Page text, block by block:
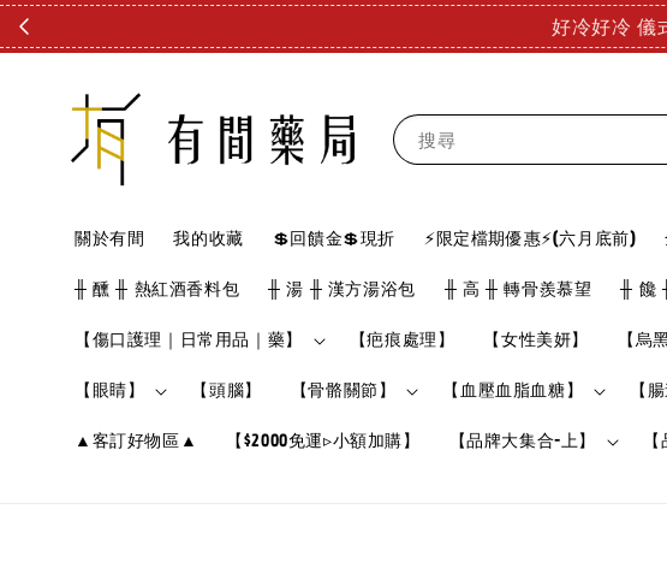
好冷好冷 儀
搜尋
關於有間 我的收藏 💲回饋金💲現折 ⚡限定檔期優惠⚡(六月底前)
╫ 醺 ╫ 熱紅酒香料包 ╫ 湯 ╫ 漢方湯浴包 ╫ 高 ╫ 轉骨羨慕望 ╫ 饞
【傷口護理｜日常用品｜藥】 【疤痕處理】 【女性美妍】 【烏
【眼睛】 【頭腦】 【骨骼關節】 【血壓血脂血糖】 【
▲客訂好物區▲ 【$2000免運▹小額加購】 【品牌大集合-上】